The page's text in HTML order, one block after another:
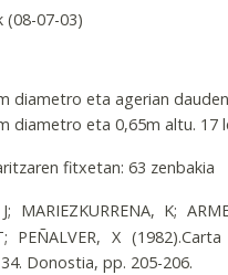
(08-07-03)
diametro eta agerian
diametro eta 0,65m altu. 17
fitxetan: 63 zenbakia
MARIEZKURRENA, K;
PEÑALVER, X
Donostia, pp. 205-206.